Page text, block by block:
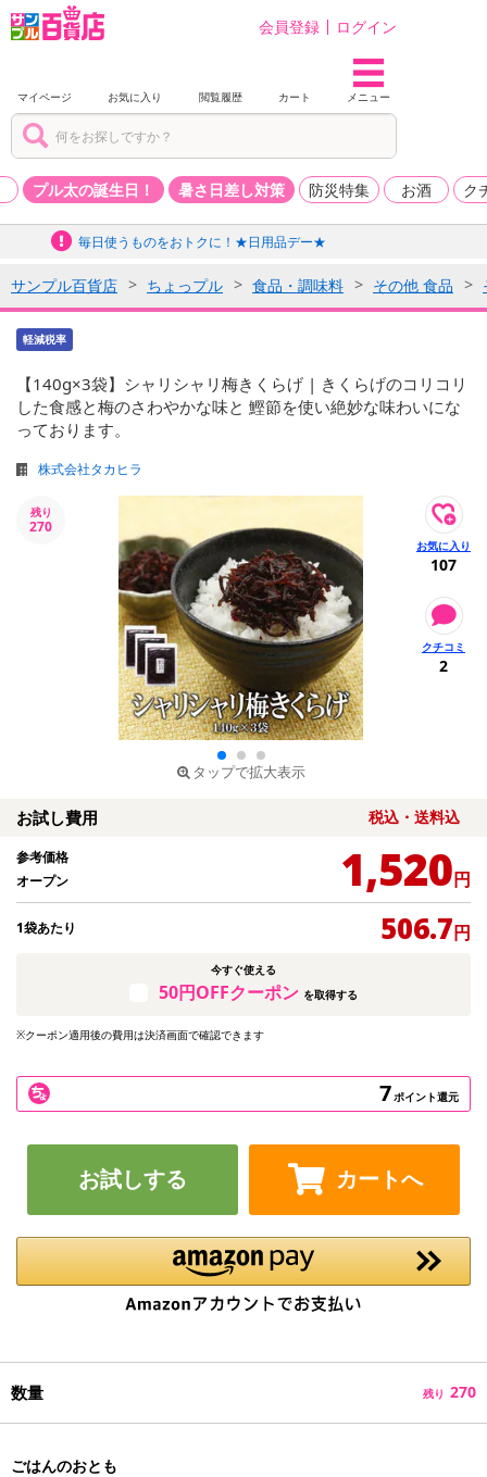
会員登録 ログイン
マイページ お気に入り 閲覧履歴 カート メニュー
プル太の誕生日！ 暑さ日差し対策 防災特集 お酒 ク
毎日使うものをおトクに！★日用品デー★
サンプル百貨店 ちょっプル 食品・調味料 その他 食品
軽減税率
【140g×3袋】シャリシャリ梅きくらげ | きくらげのコリコリ
した食感と梅のさわやかな味と 鰹節を使い絶妙な味わいにな
っております。
株式会社タカヒラ
残り
270
タップで拡大表示
107
2
お試し費用 税込・送料込
参考価格
オープン
1,520円
1袋あたり 506.7円
今すぐ使える
50円OFFクーポン を取得する
※クーポン適用後の費用は決済画面で確認できます
7ポイント還元
お試しする カートへ
数量 残り 270
ごはんのおとも